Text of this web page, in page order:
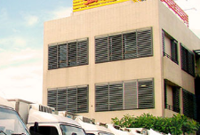
品、服務、管理」等四個經